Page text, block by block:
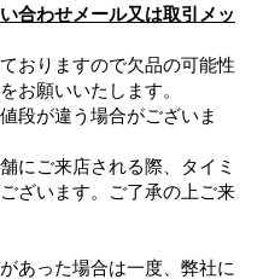
合わせメール又は取引メッ
おりますので欠品の可能性
お願いいたします。
段が違う場合がございま
にご来店される際、タイミ
ざいます。ご了承の上ご来
あった場合は一度、弊社に